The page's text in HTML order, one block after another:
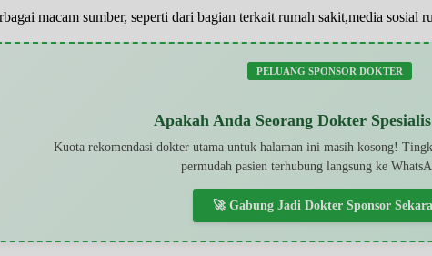
macam sumber, seperti dari bagian terkait rumah sakit,media
PELUANG SPONSOR DOKTER
Apakah Anda Seorang Dokter
Kuota rekomendasi dokter utama untuk halaman ini masih kosong!
permudah pasien terhubung langsung ke
🚀 Gabung Jadi Dokter Sponsor